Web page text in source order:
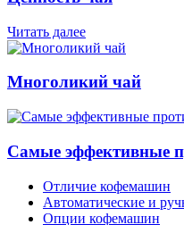
Читать далее
Многоликий чай
Самые эффективные
Отличие кофемашин
Автоматические и
Опции кофемашин